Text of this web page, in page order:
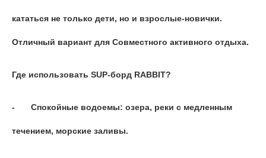
кататься не только дети, но и взрослые-новички.
Отличный вариант для Совместного активного отдыха.
Где использовать SUP-борд RABBIT?
- Спокойные водоемы: озера, реки с медленным
течением, морские заливы.